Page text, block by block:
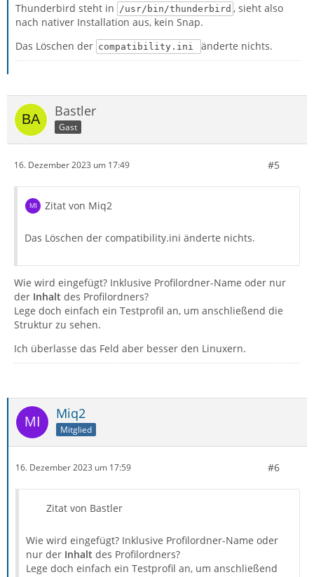
Thunderbird steht in /usr/bin/thunderbird , sieht also
nach nativer Installation aus, kein Snap.
Das Löschen der compatibility.ini änderte nichts.
Bastler
Gast
16. Dezember 2023 um 17:49 #5
Zitat von Miq2
Das Löschen der compatibility.ini änderte nichts.
Wie wird eingefügt? Inklusive Profilordner-Name oder nur
der Inhalt des Profilordners?
Lege doch einfach ein Testprofil an, um anschließend die
Struktur zu sehen.
Ich überlasse das Feld aber besser den Linuxern.
Miq2
Mitglied
16. Dezember 2023 um 17:59 #6
Zitat von Bastler
Wie wird eingefügt? Inklusive Profilordner-Name oder
nur der Inhalt des Profilordners?
Lege doch einfach ein Testprofil an, um anschließend